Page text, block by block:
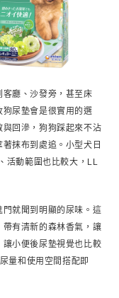
廳、沙發旁，甚至床
狗尿墊會是很實用的選
回滲，狗狗踩起來不沾
抹布到處追。小型犬日
活動範圍也比較大，LL
就聞到明顯的尿味。這
有清新的森林香氣，讓
小便後尿墊視覺也比較
量和使用空間搭配即